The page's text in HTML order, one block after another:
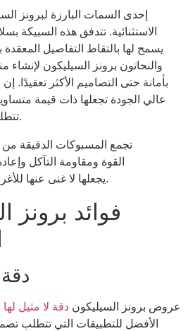
إحدى السمات البارزة لبرونز
الاستثنائية. تتدفق هذه السبيكة
يسمح لها بالتقاط التفاصيل المعقدة
والنحاتون برونز السيليكون لإنشاء
بأمانة حتى التصاميم الأكثر
عالي الجودة تجعلها ذات قيمة
تتطلب الدقة والجاذبية الجمالية.
تجمع المسبوكات الدقيقة من
القوة ومقاومة التآكل
يجعلها لا غنى عنها للأغراض الفنية والصناعية.
فوائد برونز
عروض برونز السيليكون دقة لا مثيل
الأفضل للتطبيقات التي تتطلب